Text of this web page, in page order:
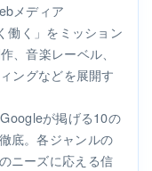
メディア
働く」をミッション
、音楽レーベル、
ングなどを展開す
が掲げる10の
底。各ジャンルの
ニーズに応える信